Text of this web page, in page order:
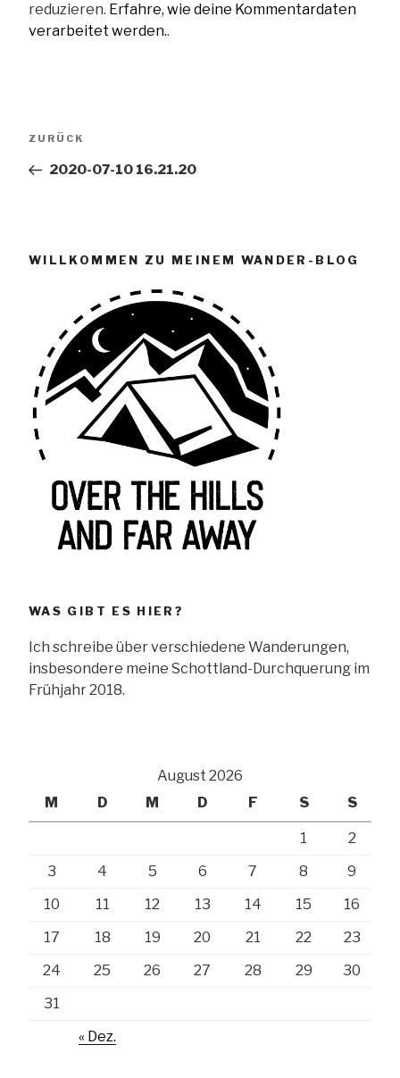
reduzieren. Erfahre, wie deine Kommentardaten
verarbeitet werden..
Vorheriger
ZURÜCK
2020-07-10 16.21.20
WILLKOMMEN ZU MEINEM WANDER-BLOG
WAS GIBT ES HIER?
Ich schreibe über verschiedene Wanderungen,
insbesondere meine Schottland-Durchquerung im
Frühjahr 2018.
August 2026
M
D M D F S S
1
2
3
4 5 6 7 8
9
10
11 12 13 14 15
16
17
18 19 20 21 22
23
24
25 26 27 28 29
30
31
« Dez.